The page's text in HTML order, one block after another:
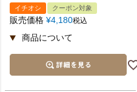
イチオシ クーポン対象
販売価格 ¥4,180税込